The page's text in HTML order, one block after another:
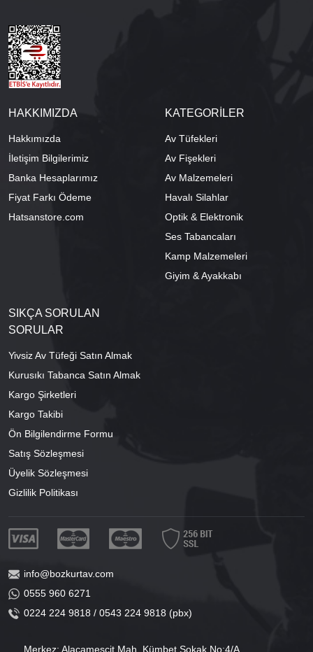
HAKKIMIZDA
Hakkımızda
İletişim Bilgilerimiz
Banka Hesaplarımız
Fiyat Farkı Ödeme
Hatsanstore.com
KATEGORİLER
Av Tüfekleri
Av Fişekleri
Av Malzemeleri
Havalı Silahlar
Optik & Elektronik
Ses Tabancaları
Kamp Malzemeleri
Giyim & Ayakkabı
SIKÇA SORULAN
SORULAR
Yivsiz Av Tüfeği Satın Almak
Kurusıkı Tabanca Satın Almak
Kargo Şirketleri
Kargo Takibi
Ön Bilgilendirme Formu
Satış Sözleşmesi
Üyelik Sözleşmesi
Gizlilik Politikası
info@bozkurtav.com
0555 960 6271
0224 224 9818 / 0543 224 9818 (pbx)
Merkez: Alacamescit Mah. Kümbet Sokak No:4/A